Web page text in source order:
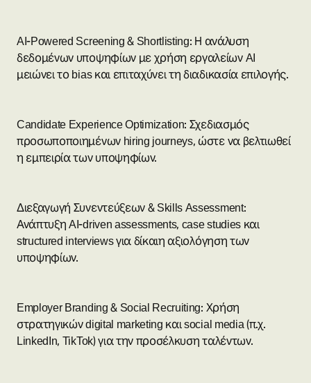
AI-Powered Screening & Shortlisting: Η ανάλυση
δεδομένων υποψηφίων με χρήση εργαλείων AI
μειώνει το bias και επιταχύνει τη διαδικασία επιλογής.
Candidate Experience Optimization: Σχεδιασμός
προσωποποιημένων hiring journeys, ώστε να βελτιωθεί
η εμπειρία των υποψηφίων.
Διεξαγωγή Συνεντεύξεων & Skills Assessment:
Ανάπτυξη AI-driven assessments, case studies και
structured interviews για δίκαιη αξιολόγηση των
υποψηφίων.
Employer Branding & Social Recruiting: Χρήση
στρατηγικών digital marketing και social media (π.χ.
LinkedIn, TikTok) για την προσέλκυση ταλέντων.